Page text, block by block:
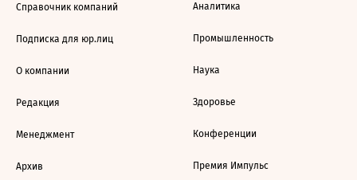
Справочник компаний
Подписка для юр.лиц
О компании
Редакция
Менеджмент
Архив
Аналитика
Промышленность
Наука
Здоровье
Конференции
Премия Импульс